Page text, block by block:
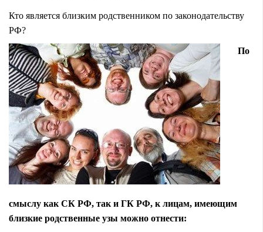
Кто является близким родственником по законодательству
РФ?
По
смыслу как СК РФ, так и ГК РФ, к лицам, имеющим
близкие родственные узы можно отнести: